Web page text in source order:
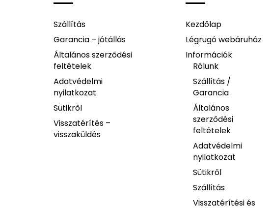
Szállítás
Garancia – jótállás
Általános szerződési
feltételek
Adatvédelmi
nyilatkozat
Sütikről
Visszatérítés –
visszaküldés
Kezdőlap
Légrugó webáruház
Információk
Rólunk
Szállítás /
Garancia
Általános
szerződési
feltételek
Adatvédelmi
nyilatkozat
Sütikről
Szállítás
Visszatérítési és